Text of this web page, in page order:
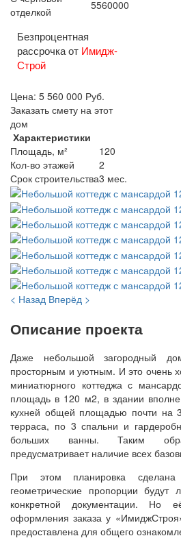
отделкой
5560000
Безпроцентная
рассрочка от Имидж-
Строй
Цена: 5 560 000 Руб.
Заказать смету на этот
дом
Характеристики
Площадь, м²
120
Кол-во этажей
2
Срок строительства3 мес.
< Назад Вперёд >
Описание проекта
Даже небольшой загородный
просторным и уютным. И это очень
миниатюрного коттеджа с
площадь в 120 м2, в здании вполне
кухней общей площадью почти на
терраса, по 3 спальни и
больших ванны. Таким
предусматривает наличие всех
При этом планировка
геометрические пропорции
конкретной документации. Но
оформления заказа у
предоставлена для общего